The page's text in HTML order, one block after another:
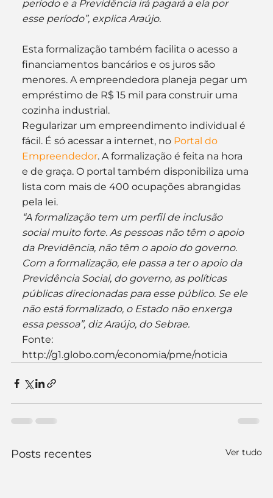
período e a Previdência irá pagará a ela por
esse período”, explica Araújo.
Esta formalização também facilita o acesso a
financiamentos bancários e os juros são
menores. A empreendedora planeja pegar um
empréstimo de R$ 15 mil para construir uma
cozinha industrial.
Regularizar um empreendimento individual é
fácil. É só acessar a internet, no Portal do
Empreendedor. A formalização é feita na hora
e de graça. O portal também disponibiliza uma
lista com mais de 400 ocupações abrangidas
pela lei.
“A formalização tem um perfil de inclusão
social muito forte. As pessoas não têm o apoio
da Previdência, não têm o apoio do governo.
Com a formalização, ele passa a ter o apoio da
Previdência Social, do governo, as políticas
públicas direcionadas para esse público. Se ele
não está formalizado, o Estado não enxerga
essa pessoa”, diz Araújo, do Sebrae.
Fonte:
http://g1.globo.com/economia/pme/noticia
Posts recentes Ver tudo